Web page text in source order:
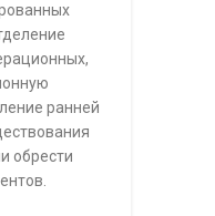
ранней
обрести